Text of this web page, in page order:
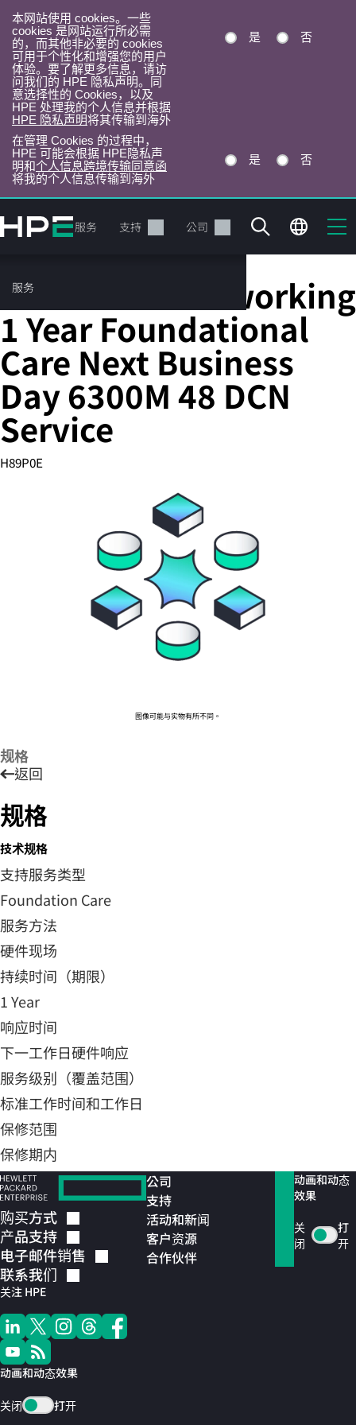
本网站使用 cookies。一些
cookies 是网站运行所必需
的，而其他非必要的 cookies
可用于个性化和增强您的用户
体验。要了解更多信息，请访
问我们的 HPE 隐私声明。同
意选择性的 Cookies，以及
HPE 处理我的个人信息并根据
HPE 隐私声明将其传输到海外
是 否
在管理 Cookies 的过程中，
HPE 可能会根据 HPE隐私声
明和个人信息跨境传输同意函
将我的个人信息传输到海外
是 否
转
到
目
录
产品 服务 支持 公司
服务
您的购物车目前是空的
立即购买
HPE Aruba Networking
1 Year Foundational
Care Next Business
Day 6300M 48 DCN
Service
H89P0E
图像可能与实物有所不同。
规格
返回
规格
技术规格
支持服务类型
Foundation Care
服务方法
硬件现场
持续时间（期限）
1 Year
响应时间
下一工作日硬件响应
服务级别（覆盖范围）
标准工作时间和工作日
保修范围
保修期内
购买方式
产品支持
电子邮件销售
联系我们
关注 HPE
动画和动态效果
关闭 打开
公司
支持
活动和新闻
客户资源
合作伙伴
动画和动态
效果
关
闭
打
开